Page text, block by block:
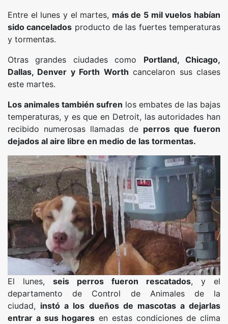
Entre el lunes y el martes, más de 5 mil vuelos habían
sido cancelados producto de las fuertes temperaturas
y tormentas.
Otras grandes ciudades como Portland, Chicago,
Dallas, Denver y Forth Worth cancelaron sus clases
este martes.
Los animales también sufren los embates de las bajas
temperaturas, y es que en Detroit, las autoridades han
recibido numerosas llamadas de perros que fueron
dejados al aire libre en medio de las tormentas.
El lunes, seis perros fueron rescatados, y el
departamento de Control de Animales de la
ciudad, instó a los dueños de mascotas a dejarlas
entrar a sus hogares en estas condiciones de clima